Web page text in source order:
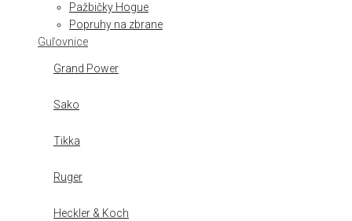
Pažbičky Hogue
Popruhy na zbrane
Guľovnice
Grand Power
Sako
Tikka
Ruger
Heckler & Koch